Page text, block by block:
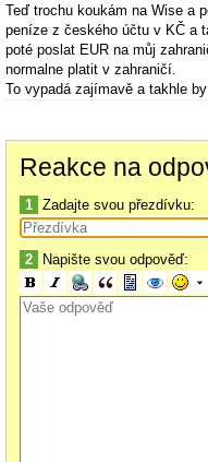
Teď trochu koukám na Wise a
peníze z českého účtu v KČ a
poté poslat EUR na můj
normalne platit v zahraničí.
To vypadá zajímavě a takhle
Reakce na
1 Zadajte svou přezdívku:
2 Napište svou odpověď: